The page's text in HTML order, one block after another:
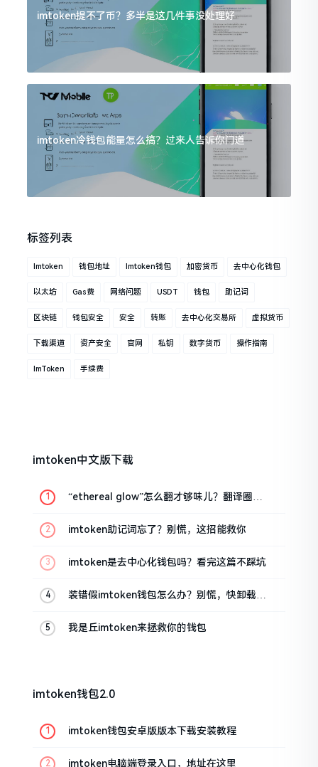
imtoken提不了币？多半是这几件事没处理好
imtoken冷钱包能量怎么搞？过来人告诉你门道
标签列表
Imtoken 钱包地址 Imtoken钱包 加密货币 去中心化钱包
以太坊 Gas费 网络问题 USDT 钱包 助记词
区块链 钱包安全 安全 转账 去中心化交易所 虚拟货币
下载渠道 资产安全 官网 私钥 数字货币 操作指南
ImToken 手续费
imtoken中文版下载
“ethereal glow”怎么翻才够味儿？翻译圈老
imtoken助记词忘了？别慌，这招能救你
imtoken是去中心化钱包吗？看完这篇不踩坑
装错假imtoken钱包怎么办？别慌，快卸载，
我是丘imtoken来拯救你的钱包
imtoken钱包2.0
imtoken钱包安卓版版本下载安装教程
imtoken电脑端登录入口，地址在这里